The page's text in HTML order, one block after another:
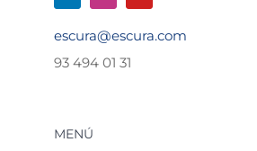
escura@escura.com
93 494 01 31
MENÚ